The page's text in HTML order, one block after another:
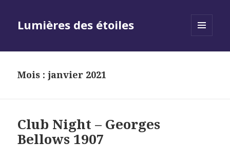
Lumières des étoiles
Mois :janvier 2021
Club Night – Georges
Bellows 1907